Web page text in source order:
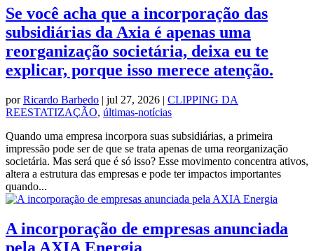
Se você acha que a incorporação das
subsidiárias da Axia é apenas uma
reorganização societária, deixa eu te
explicar, porque isso merece atenção.
porRicardo Barbedo | jul 27, 2026 | CLIPPING DA
REESTATIZAÇÃO, últimas-notícias
Quando uma empresa incorpora suas subsidiárias, a primeira
impressão pode ser de que se trata apenas de uma reorganização
societária. Mas será que é só isso? Esse movimento concentra ativos,
altera a estrutura das empresas e pode ter impactos importantes
quando...
A incorporação de empresas anunciada
pela AXIA Energia